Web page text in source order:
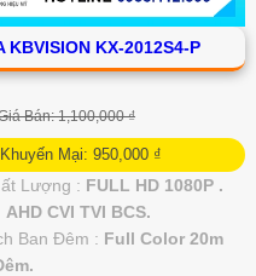
KBVISION KX-2012S4-P
Bán: 1,100,000 ₫
Mại: 950,000 ₫
Lượng : FULL HD 1080P .
AHD CVI TVI BCS.
Ban Đêm : Full Color 20m